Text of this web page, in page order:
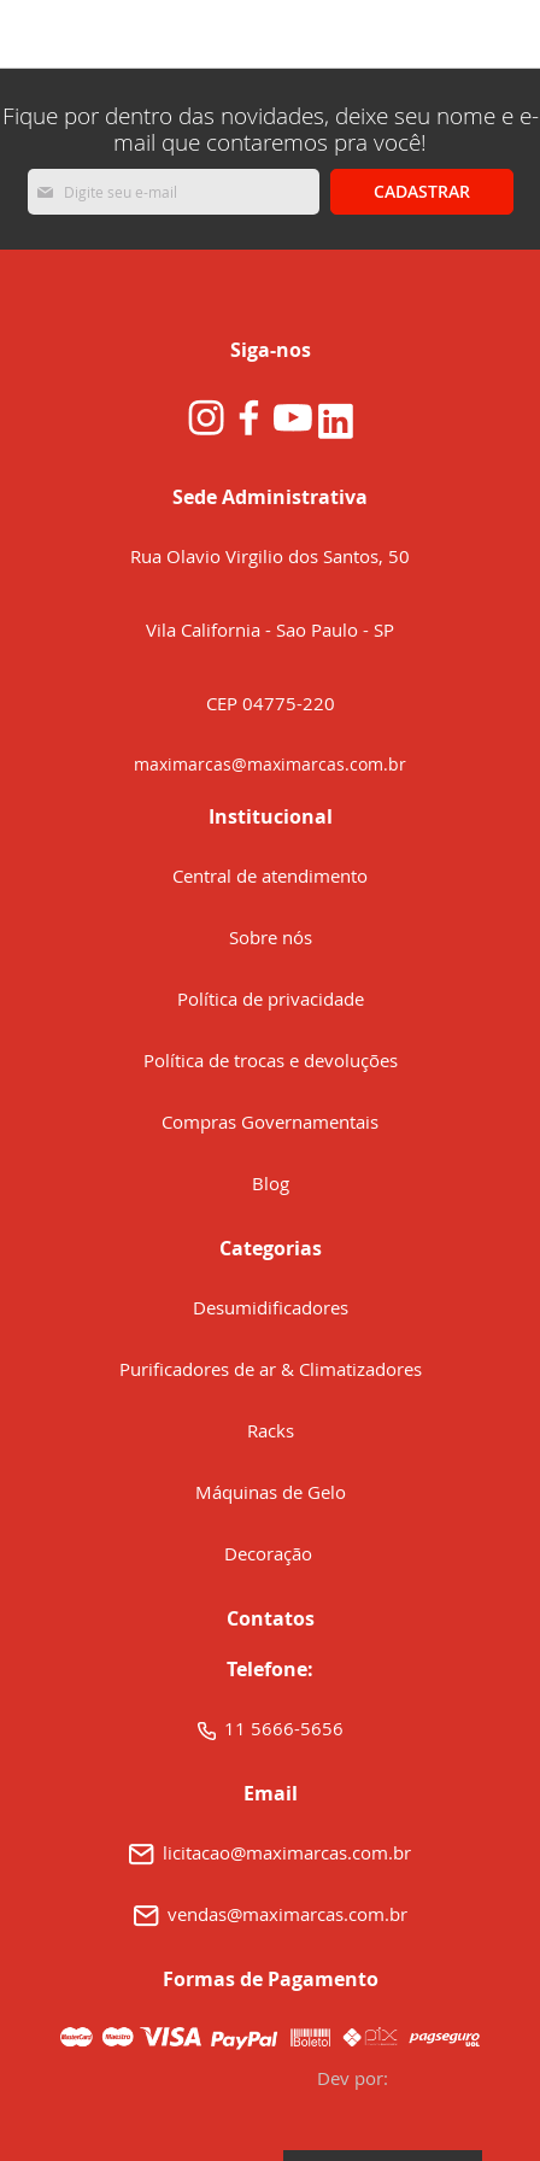
Fique por dentro das novidades, deixe seu nome e e-
mail que contaremos pra você!
Inscreva-
se
nossa
CADASTRAR
Siga-nos
Sede Administrativa
Rua Olavio Virgilio dos Santos, 50
Vila California - Sao Paulo - SP
CEP 04775-220
maximarcas@maximarcas.com.br
Institucional
Central de atendimento
Sobre nós
Política de privacidade
Política de trocas e devoluções
Compras Governamentais
Blog
Categorias
Desumidificadores
Purificadores de ar & Climatizadores
Racks
Máquinas de Gelo
Decoração
Contatos
Telefone:
11 5666-5656
Email
licitacao@maximarcas.com.br
vendas@maximarcas.com.br
Formas de Pagamento
Dev por: